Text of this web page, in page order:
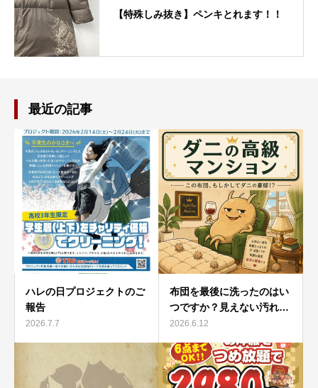
【特殊しみ抜き】ペンキとれます！！
最近の記事
ハレの日プロジェクトのご
報告
2026.7.7
布団を最後に洗ったのはい
つですか？見えない汚れ…
2026.6.12